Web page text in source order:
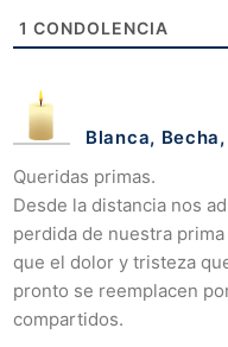
1 CONDOLENCIA
Blanca,
Queridas primas.
Desde la distancia nos
perdida de nuestra
que el dolor y tristeza
pronto se reemplacen
compartidos.